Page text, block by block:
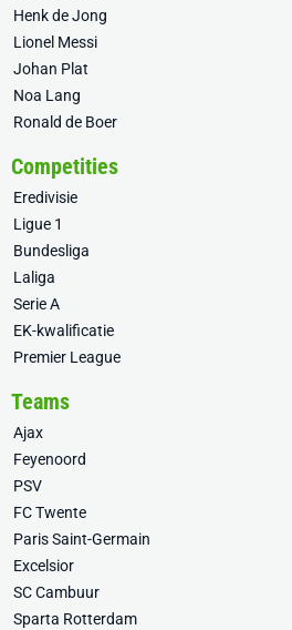
Henk de Jong
Lionel Messi
Johan Plat
Noa Lang
Ronald de Boer
Competities
Eredivisie
Ligue 1
Bundesliga
Laliga
Serie A
EK-kwalificatie
Premier League
Teams
Ajax
Feyenoord
PSV
FC Twente
Paris Saint-Germain
Excelsior
SC Cambuur
Sparta Rotterdam